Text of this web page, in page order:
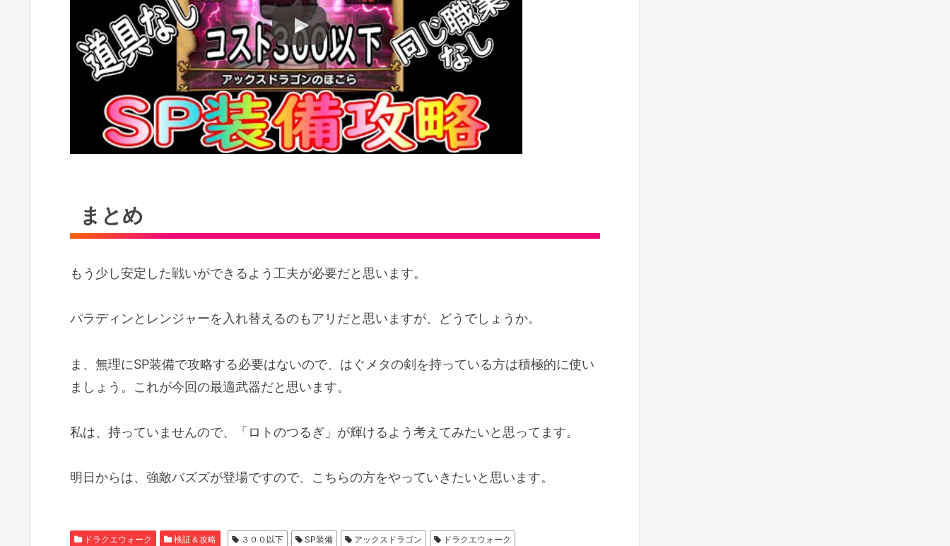
まとめ
もう少し安定した戦いができるよう工夫が必要だと思います。
パラディンとレンジャーを入れ替えるのもアリだと思いますが、どうでしょうか。
ま、無理にSP装備で攻略する必要はないので、はぐメタの剣を持っている方は積極的に使い
ましょう。これが今回の最適武器だと思います。
私は、持っていませんので、「ロトのつるぎ」が輝けるよう考えてみたいと思ってます。
明日からは、強敵バズズが登場ですので、こちらの方をやっていきたいと思います。
ドラクエウォーク 検証＆攻略 ３００以下 SP装備 アックスドラゴン ドラクエウォーク